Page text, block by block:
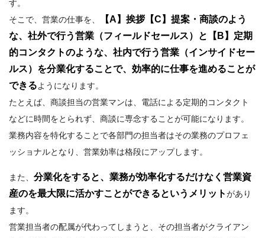
す。
そこで、営業の仕事を、
【A】挨拶【C】提案・商談のよう
な、社外で行う営業（フィールドセールス）と【B】定期
的コンタクトのような、社内で行う営業（インサイドセー
ルス）を分業化することで、効率的に仕事を進めることが
できるようになります。
たとえば、商談担当の営業マンは、電話による定期的コンタクト
などに時間をとられず、商談に専念することが可能になります。
業務内容を特化することで各部門の担当者はその業務のプロフェ
ッショナルとなり、営業効率は格段にアップします。
また、 分業化をすると、業務が効率化するだけなく営業資
産のを最大限に活かすことができるというメリットがあり
ます。
営業担当者の配属が代わってしまうと、その担当者がクライアン